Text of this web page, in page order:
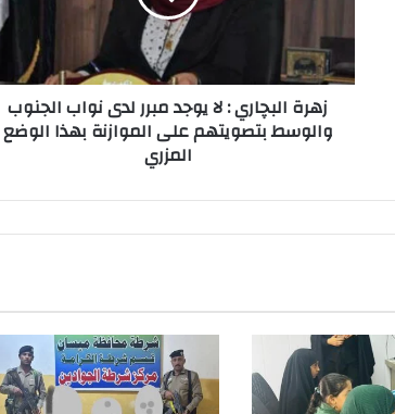
لدى
نواب
الجنوب
والوسط
بتصويتهم
زهرة البچاري : لا يوجد مبرر لدى نواب الجنوب
والوسط بتصويتهم على الموازنة بهذا الوضع
المزري